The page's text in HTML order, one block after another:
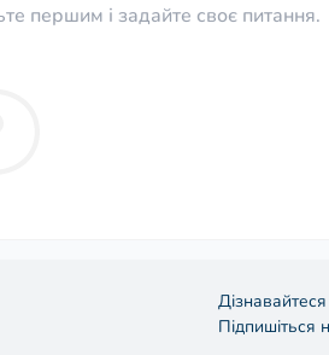
першим і задайте своє питання.
Підпишіться